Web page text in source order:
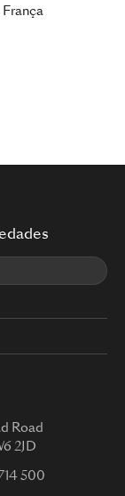
Road
2JD
500